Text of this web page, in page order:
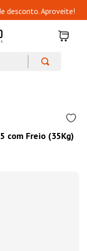
desconto. Aproveite!
com Freio (35Kg)